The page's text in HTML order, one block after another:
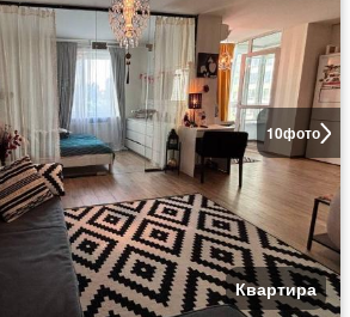
10фото
Квартира